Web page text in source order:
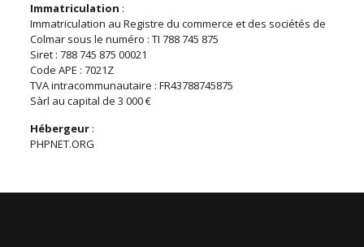
Immatriculation :
Immatriculation au Registre du commerce et des sociétés de
Colmar sous le numéro : TI 788 745 875
Siret : 788 745 875 00021
Code APE : 7021Z
TVA intracommunautaire : FR43788745875
Sàrl au capital de 3 000 €
Hébergeur:
PHPNET.ORG